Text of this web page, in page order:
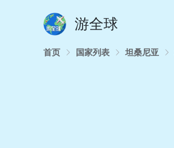
游全球
首页 国家列表 坦桑尼亚